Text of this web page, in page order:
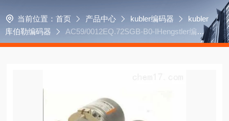
当前位置： 首页 产品中心 kubler编码器
kubler
库伯勒编码器
AC59/0012EQ.72SGB-B0-IHengstler编码
器RI30-O/10ER.34KA